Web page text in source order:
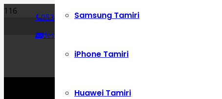
0534 392 72 86
destek@cepustam.com
Samsung Tamiri
iPhone Tamiri
Huawei Tamiri